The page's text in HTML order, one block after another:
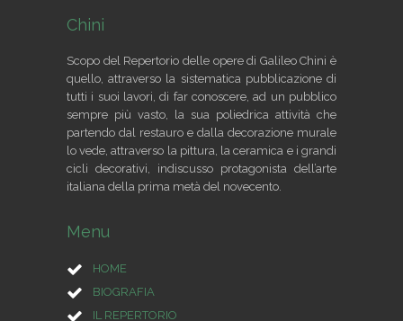
Chini
Scopo del Repertorio delle opere di Galileo Chini è
quello, attraverso la sistematica pubblicazione di
tutti i suoi lavori, di far conoscere, ad un pubblico
sempre più vasto, la sua poliedrica attività che
partendo dal restauro e dalla decorazione murale
lo vede, attraverso la pittura, la ceramica e i grandi
cicli decorativi, indiscusso protagonista dell’arte
italiana della prima metà del novecento.
Menu
HOME
BIOGRAFIA
IL REPERTORIO